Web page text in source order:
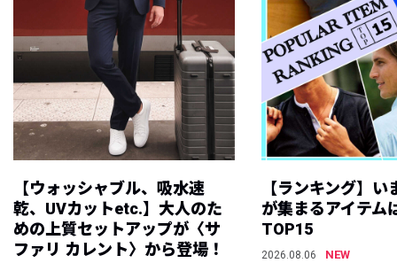
【ウォッシャブル、吸水速
乾、UVカットetc.】大人のた
めの上質セットアップが〈サ
ファリ カレント〉から登場！
【ランキング】
が集まるアイテム
TOP15
2026.08.06
NEW